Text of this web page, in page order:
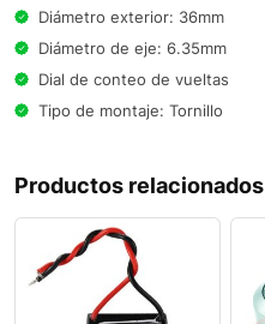
Diámetro exterior: 36mm
Diámetro de eje: 6.35mm
Dial de conteo de vueltas
Tipo de montaje: Tornillo
Productos relacionados